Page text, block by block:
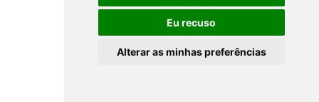
Eu recuso
Alterar as minhas preferências